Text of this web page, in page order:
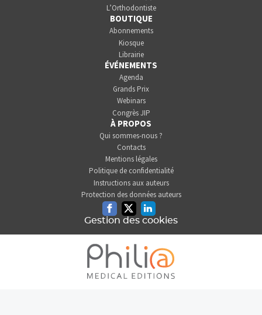
L’Orthodontiste
BOUTIQUE
Abonnements
Kiosque
Librairie
ÉVÉNEMENTS
Agenda
Grands Prix
Webinars
Congrès JIP
À PROPOS
Qui sommes-nous ?
Contacts
Mentions légales
Politique de confidentialité
Instructions aux auteurs
Protection des données auteurs
FacebookTwitterLinkedin
Gestion des cookies